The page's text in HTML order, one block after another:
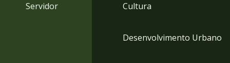
Servidor Cultura
Desenvolvimento Urbano